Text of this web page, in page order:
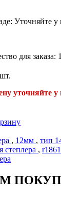
Уточняйте
для заказа:
уточняйте у
, 12мм , тип
степлера ,